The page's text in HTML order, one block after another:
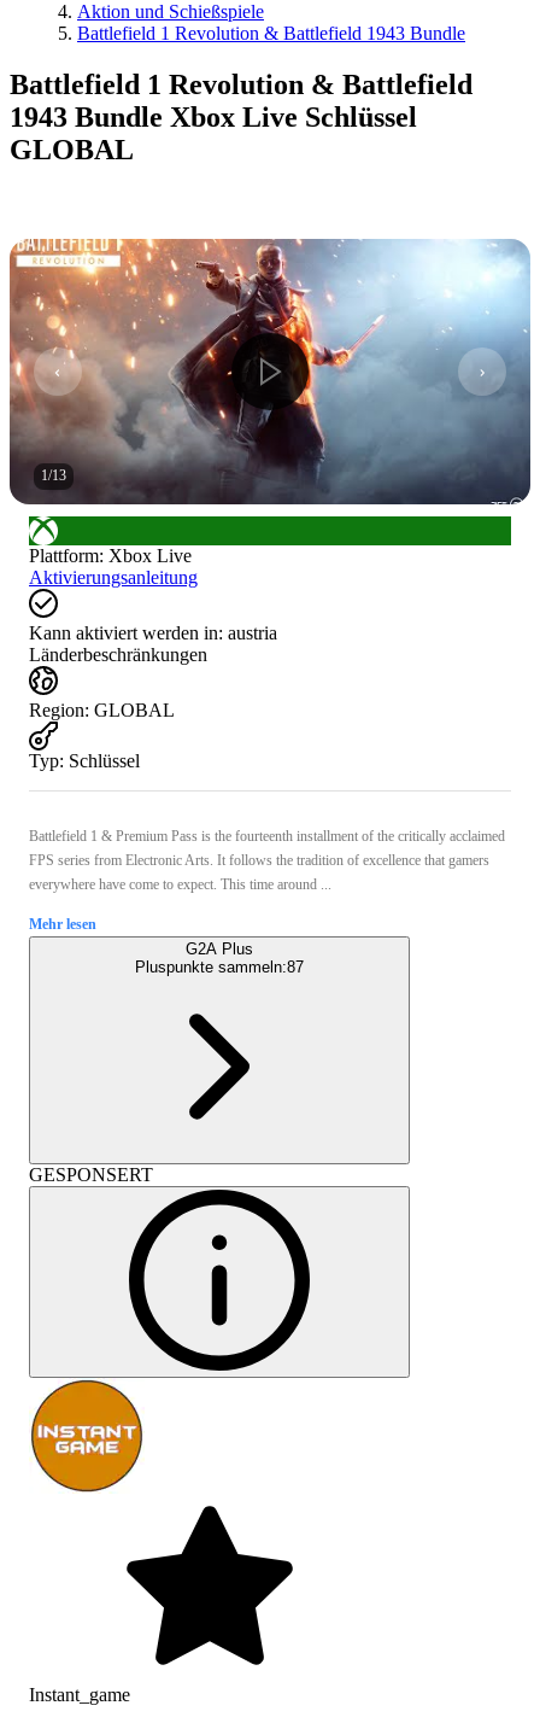
Aktion und Schießspiele
Battlefield 1 Revolution & Battlefield 1943 Bundle
Battlefield 1 Revolution & Battlefield
1943 Bundle Xbox Live Schlüssel
GLOBAL
1/13
Plattform: Xbox Live
Aktivierungsanleitung
Kann aktiviert werden in: austria
Länderbeschränkungen
Region: GLOBAL
Typ: Schlüssel
Battlefield 1 & Premium Pass is the fourteenth installment of the critically acclaimed
FPS series from Electronic Arts. It follows the tradition of excellence that gamers
everywhere have come to expect. This time around ...
Mehr lesen
G2A Plus
Pluspunkte sammeln:87
GESPONSERT
Instant_game